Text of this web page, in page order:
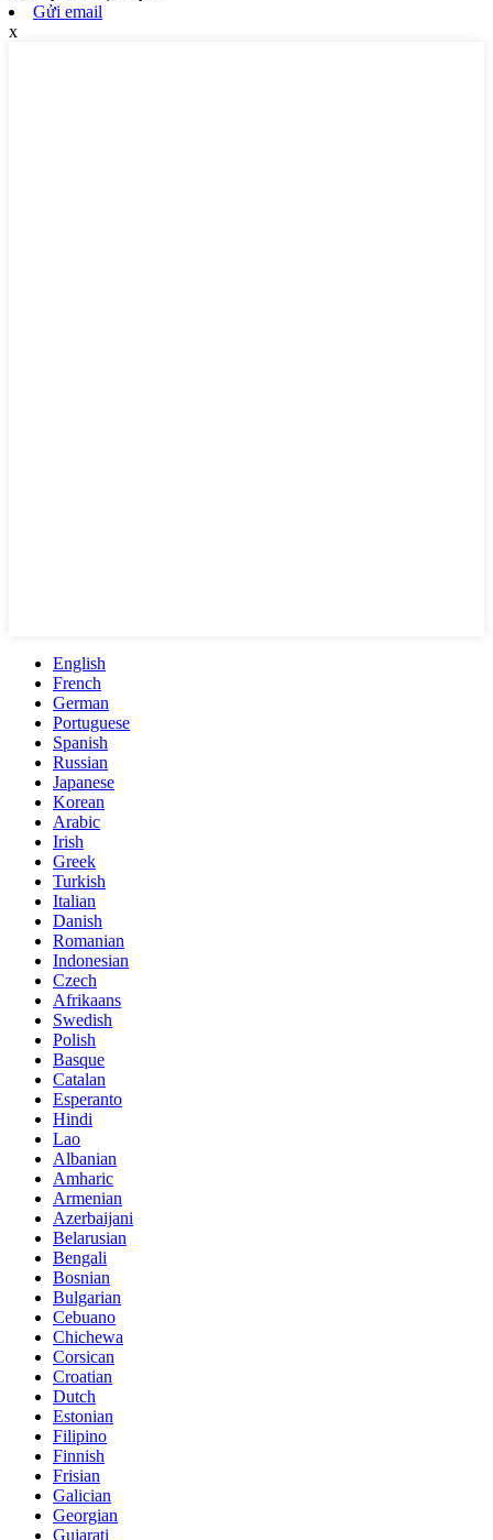
Gửi email
x
English
French
German
Portuguese
Spanish
Russian
Japanese
Korean
Arabic
Irish
Greek
Turkish
Italian
Danish
Romanian
Indonesian
Czech
Afrikaans
Swedish
Polish
Basque
Catalan
Esperanto
Hindi
Lao
Albanian
Amharic
Armenian
Azerbaijani
Belarusian
Bengali
Bosnian
Bulgarian
Cebuano
Chichewa
Corsican
Croatian
Dutch
Estonian
Filipino
Finnish
Frisian
Galician
Georgian
Gujarati